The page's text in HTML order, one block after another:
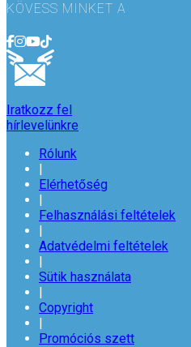
KÖVESS MINKET A
Iratkozz fel
hírlevelünkre
Rólunk
|
Elérhetőség
|
Felhasználási feltételek
|
Adatvédelmi feltételek
|
Sütik használata
|
Copyright
|
Promóciós szett